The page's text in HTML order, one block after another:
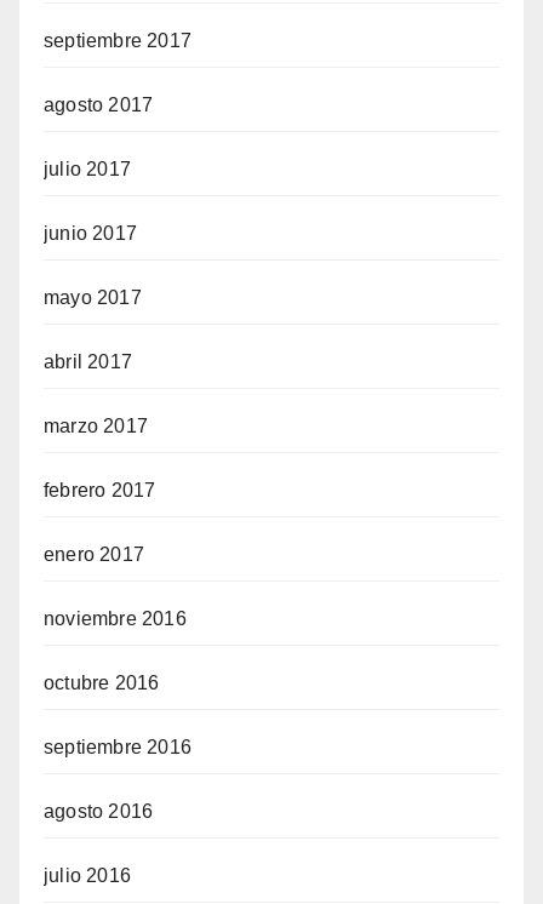
septiembre 2017
agosto 2017
julio 2017
junio 2017
mayo 2017
abril 2017
marzo 2017
febrero 2017
enero 2017
noviembre 2016
octubre 2016
septiembre 2016
agosto 2016
julio 2016